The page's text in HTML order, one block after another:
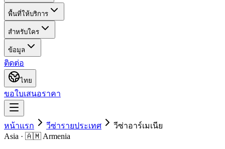
พื้นที่ให้บริการ
สำหรับใคร
ข้อมูล
ติดต่อ
ไทย
ขอใบเสนอราคา
หน้าแรก วีซ่ารายประเทศ วีซ่าอาร์เมเนีย
Asia · 🇦🇲 Armenia